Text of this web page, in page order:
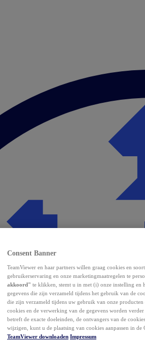
Consent Banner
TeamViewer en haar partners willen graag cookies en
gebruikerservaring en onze marketingmaatregelen te
akkoord" te klikken, stemt u in met (i) onze instelling en
gegevens die zijn verzameld tijdens het gebruik van de
die zijn verzameld tijdens uw gebruik van onze
cookies en de verwerking van de gegevens worden
betreft de exacte doeleinden, de ontvangers van de
wijzigen, kunt u de plaatsing van cookies aanpassen in de
TeamViewer downloaden Impressum